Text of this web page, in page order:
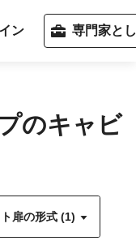
ン 専門家と
のキャビ
扉の形式 (1)